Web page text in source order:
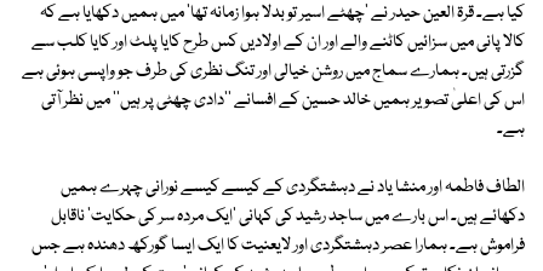
کیا ہے۔ قرۃ العین حیدر نے 'چھٹے اسیر تو بدلا ہوا زمانہ تھا' میں ہمیں دکھایا ہے کہ
کالا پانی میں سزائیں کاٹنے والے اور ان کے اولادیں کس طرح کایا پلٹ اور کایا کلب سے
گزرتی ہیں۔ ہمارے سماج میں روشن خیالی اور تنگ نظری کی طرف جو واپسی ہوئی ہے
اس کی اعلیٰ تصویر ہمیں خالد حسین کے افسانے ''دادی چھٹی پر ہیں'' میں نظر آتی
ہے۔
الطاف فاطمہ اور منشا یاد نے دہشتگردی کے کیسے کیسے نورانی چہرے ہمیں
دکھائے ہیں۔ اس بارے میں ساجد رشید کی کہانی 'ایک مردہ سر کی حکایت' ناقابل
فراموش ہے۔ ہمارا عصر دہشتگردی اور لایعنیت کا ایک ایسا گورکھ دھندہ ہے جس